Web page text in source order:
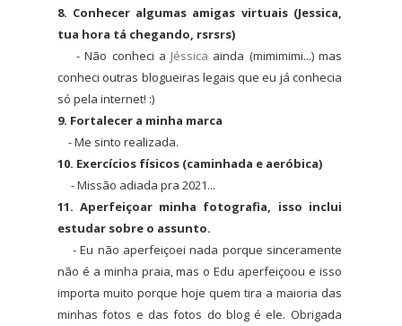
8. Conhecer algumas amigas virtuais (Jessica,
tua hora tá chegando, rsrsrs)
- Não conheci a Jéssica ainda (mimimimi...) mas
conheci outras blogueiras legais que eu já conhecia
só pela internet! :)
9. Fortalecer a minha marca
- Me sinto realizada.
10. Exercícios físicos (caminhada e aeróbica)
- Missão adiada pra 2021...
11. Aperfeiçoar minha fotografia, isso inclui
estudar sobre o assunto.
- Eu não aperfeiçoei nada porque sinceramente
não é a minha praia, mas o Edu aperfeiçoou e isso
importa muito porque hoje quem tira a maioria das
minhas fotos e das fotos do blog é ele. Obrigada